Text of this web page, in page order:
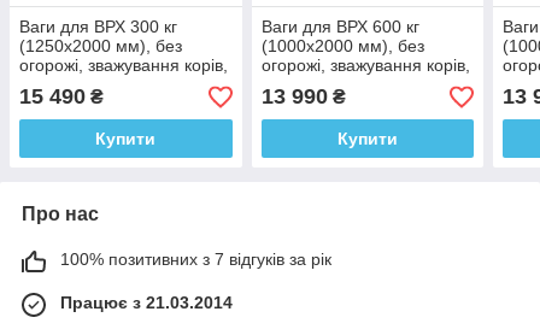
Ваги для ВРХ 300 кг
(1250х2000 мм), без
огорожі, зважування корів,
телят та бичків, від
виробника Горизонт
15 490 ₴
Купити
Ваги для ВРХ 600 кг
(1000х2000 мм), без
огорожі, зважування корів,
телят та бичків, від
виробника Горизонт
13 990₴
Купити
13
Про нас
100% позитивних з 7 відгуків за рік
Працює з 21.03.2014